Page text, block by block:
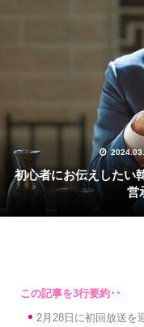
初心者にお伝えしたい韓国ドラマの3大定番ネタ「財閥」「経
営
2月28日に初回放送を